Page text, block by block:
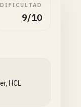
DIFICULTAD
9/10
HCL